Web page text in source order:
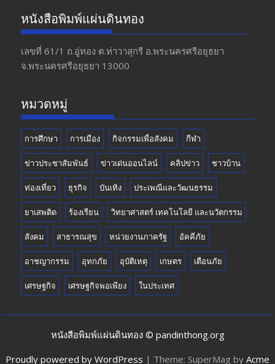
e
b
o
o
a
gr
a
m
itt
er
u
T
u
b
หนังสือพิมพ์แผ่นดินทอง
เลขที่ 61/1 ถ.อู่ทอง​ ต.​ท่าวาสุกรี​ อ.พระนครศรีอยุธยา​
จ.พระนครศรีอยุธยา 13000
หมวดหมู่
การศึกษา การเมือง กิจกรรมเพื่อสังคม กีฬา
ข่าวประชาสัมพันธ์ ข่าวเด่นออนไลน์ คลิปข่าว ชาวบ้าน
ท่องเที่ยว ธุรกิจ บันเทิง ประเพณีและวัฒนธรรม
ยาเสพติด ร้องเรียน วิทยาศาสตร์ เทคโนโลยี และนวัตกรรม
สังคม สาธารณสุข หน่วยงานภาครัฐ อัคคีภัย
อาชญากรรม อุทกภัย อุบัติเหตุ เกษตร เตือนภัย
เศรษฐกิจ เศรษฐกิจพอเพียง ในประเทศ
หนังสือพิมพ์แผ่นดินทอง © pandinthong.org
Proudly powered by WordPress | Theme: SuperMag by Acme